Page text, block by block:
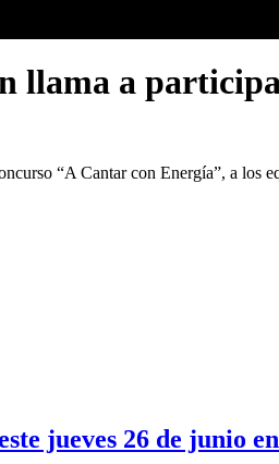
llama a
“A Cantar con Energía”, a los
jueves 26 de junio